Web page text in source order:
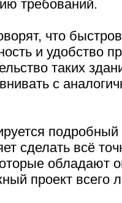
требований.
что
и удобство
таких
с
сделать всё
обладают
проект всего